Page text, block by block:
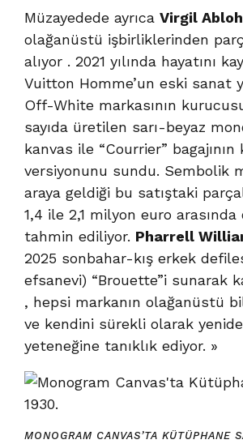
Müzayedede ayrıca Virgil Abloh
olağanüstü işbirliklerinden
alıyor . 2021 yılında hayatını
Vuitton Homme’un eski sanat
Off-White markasının
sayıda üretilen sarı-beyaz
kanvas ile “Courrier” bagajının
versiyonunu sundu. Sembolik
araya geldiği bu satıştaki
1,4 ile 2,1 milyon euro arasında
tahmin ediliyor. Pharrell
2025 sonbahar-kış erkek
efsanevi) “Brouette”i sunarak
, hepsi markanın olağanüstü
ve kendini sürekli olarak
yeteneğine tanıklık ediyor. »
MONOGRAM CANVAS’TA KÜTÜPHANE